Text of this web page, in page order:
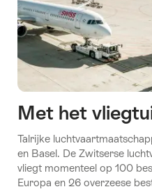
Met het
Talrijke
en Basel. De Zwitserse
vliegt momenteel op 100
Europa en 26 overzeese